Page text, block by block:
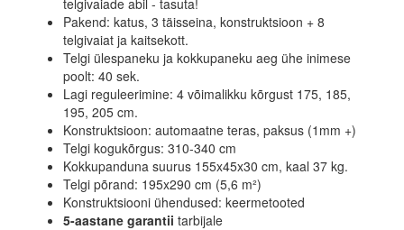
telgivaiade abil - tasuta!
Pakend: katus, 3 täisseina, konstruktsioon + 8
telgivaiat ja kaitsekott.
Telgi ülespaneku ja kokkupaneku aeg ühe inimese
poolt: 40 sek.
Lagi reguleerimine: 4 võimalikku kõrgust 175, 185,
195, 205 cm.
Konstruktsioon: automaatne teras, paksus (1mm +)
Telgi kogukõrgus: 310-340 cm
Kokkupanduna suurus 155x45x30 cm, kaal 37 kg.
Telgi põrand: 195x290 cm (5,6 m²)
Konstruktsiooni ühendused: keermetooted
5-aastane garantii tarbijale